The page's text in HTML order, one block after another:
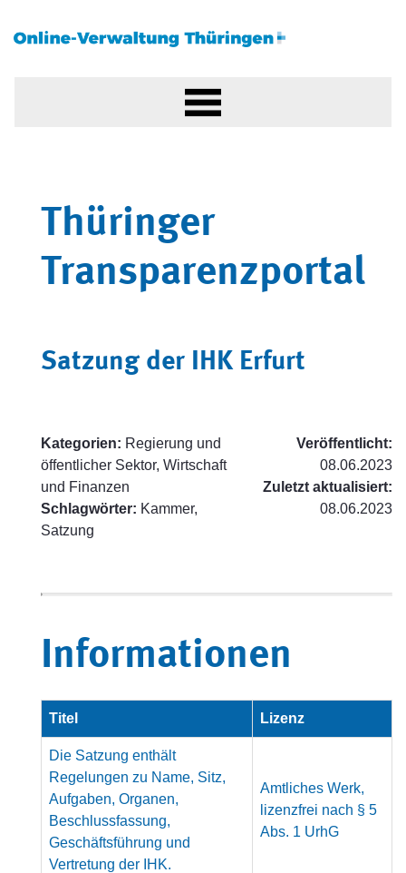
Thüringer
Transparenzportal
Satzung der IHK Erfurt
Kategorien: Regierung und
öffentlicher Sektor, Wirtschaft
und Finanzen
Schlagwörter: Kammer,
Satzung
Veröffentlicht:
08.06.2023
Zuletzt aktualisiert:
08.06.2023
Informationen
Titel Lizenz
Die Satzung enthält
Regelungen zu Name, Sitz,
Aufgaben, Organen,
Beschlussfassung,
Geschäftsführung und
Vertretung der IHK.
Amtliches Werk,
lizenzfrei nach § 5
Abs. 1 UrhG